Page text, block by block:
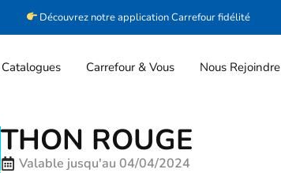
Découvrez notre application Carrefour fidélité
Catalogues Carrefour & Vous Nous Rejoindre
THON ROUGE
Valable jusqu'au 04/04/2024